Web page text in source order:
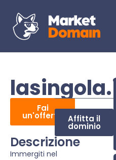
lasingola.it
Fai
un'offerta Affitta il
dominio
Descrizione
Immergiti nel